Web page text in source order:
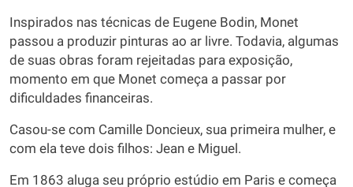
Inspirados nas técnicas de Eugene Bodin, Monet
passou a produzir pinturas ao ar livre. Todavia, algumas
de suas obras foram rejeitadas para exposição,
momento em que Monet começa a passar por
dificuldades financeiras.
Casou-se com Camille Doncieux, sua primeira mulher, e
com ela teve dois filhos: Jean e Miguel.
Em 1863 aluga seu próprio estúdio em Paris e começa